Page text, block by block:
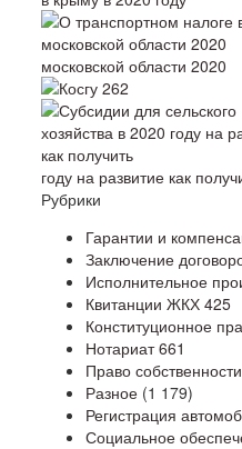
московской области 2020
году на развитие как
Рубрики
Гарантии и
Заключение
Исполнительное
Квитанции ЖКХ 425
Конституционное
Нотариат661
Право собственности
Разное (1 179)
Регистрация
Социальное